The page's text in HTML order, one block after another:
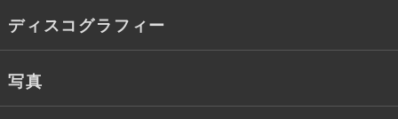
ディスコグラフィー
写真